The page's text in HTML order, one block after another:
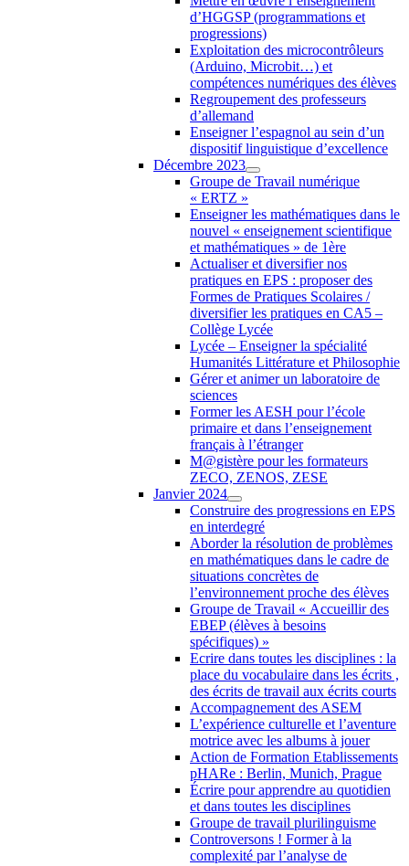
d’HGGSP (programmations et
progressions)
Exploitation des microcontrôleurs
(Arduino, Microbit…) et
compétences numériques des élèves
Regroupement des professeurs
d’allemand
Enseigner l’espagnol au sein d’un
dispositif linguistique d’excellence
Décembre 2023
Groupe de Travail numérique
« ERTZ »
Enseigner les mathématiques dans le
nouvel « enseignement scientifique
et mathématiques » de 1ère
Actualiser et diversifier nos
pratiques en EPS : proposer des
Formes de Pratiques Scolaires /
diversifier les pratiques en CA5 –
Collège Lycée
Lycée – Enseigner la spécialité
Humanités Littérature et Philosophie
Gérer et animer un laboratoire de
sciences
Former les AESH pour l’école
primaire et dans l’enseignement
français à l’étranger
M@gistère pour les formateurs
ZECO, ZENOS, ZESE
Janvier 2024
Construire des progressions en EPS
en interdegré
Aborder la résolution de problèmes
en mathématiques dans le cadre de
situations concrètes de
l’environnement proche des élèves
Groupe de Travail « Accueillir des
EBEP (élèves à besoins
spécifiques) »
Ecrire dans toutes les disciplines : la
place du vocabulaire dans les écrits ,
des écrits de travail aux écrits courts
Accompagnement des ASEM
L’expérience culturelle et l’aventure
motrice avec les albums à jouer
Action de Formation Etablissements
pHARe : Berlin, Munich, Prague
Écrire pour apprendre au quotidien
et dans toutes les disciplines
Groupe de travail plurilinguisme
Controversons ! Former à la
complexité par l’analyse de